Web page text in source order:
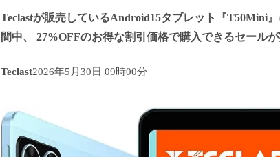
Teclastが販売しているAndroid15タブレット『T50Mini
間中、 27%OFFのお得な割引価格で購入できるセールが
Teclast2026年5月30日 09時00分